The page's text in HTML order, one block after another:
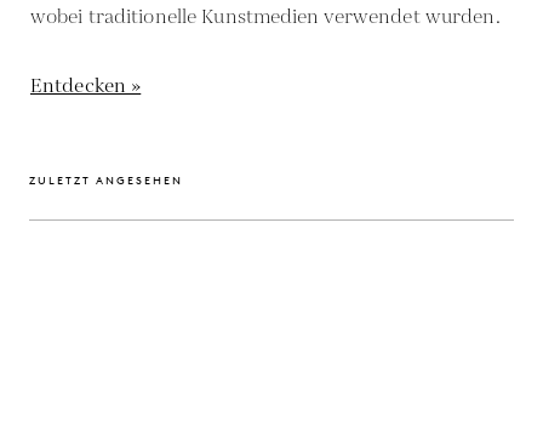
wobei traditionelle Kunstmedien verwendet wurden.
Entdecken »
ZULETZT ANGESEHEN